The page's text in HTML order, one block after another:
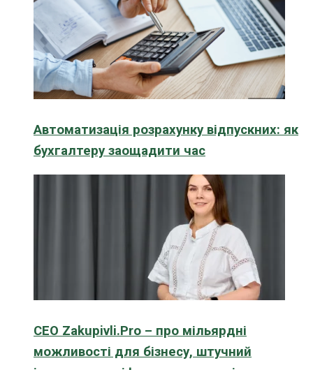
Автоматизація розрахунку відпускних: як
бухгалтеру заощадити час
CEO Zakupivli.Pro – про мільярдні
можливості для бізнесу, штучний